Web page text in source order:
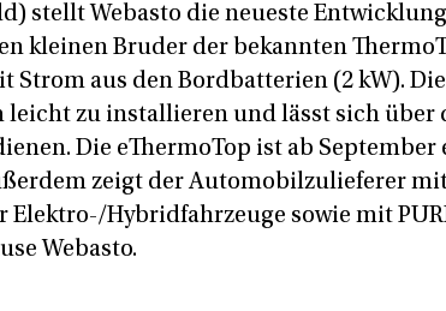
stellt Webasto die neueste
kleinen Bruder der bekannten
Strom aus den Bordbatterien (2 kW).
leicht zu installieren und lässt sich über
Die eThermoTop ist ab
zeigt der Automobilzulieferer
Elektro-/Hybridfahrzeuge sowie mit
Webasto.